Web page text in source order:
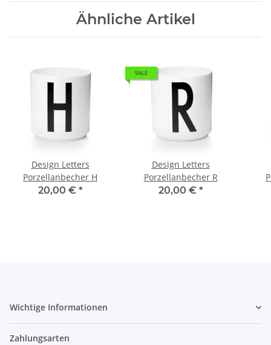
Ähnliche Artikel
Design Letters
Porzellanbecher H
20,00 € *
SALE
Design Letters
Porzellanbecher R
20,00 € *
Wichtige Informationen
Zahlungsarten